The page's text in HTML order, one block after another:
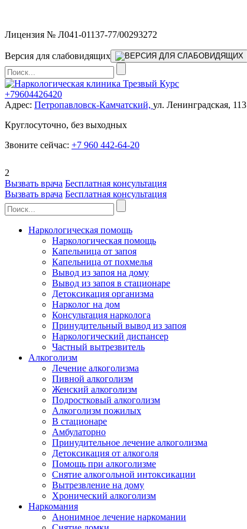
Лицензия № Л041-01137-77/00293272
Версия для слабовидящих
+79604426420
Адрес: Петропавловск-Камчатский, ул. Ленинградская, 113
Круглосуточно, без выходных
Звоните сейчас: +7 960 442-64-20
2
Вызвать врача Бесплатная консультация
Вызвать врача Бесплатная консультация
Наркологическая помощь
Наркологическая помощь
Капельница от запоя
Капельница от похмелья
Вывод из запоя на дому
Вывод из запоя в стационаре
Детоксикация организма
Нарколог на дом
Консультация нарколога
Принудительный вывод из запоя
Наркологический диспансер
Частный вытрезвитель
Алкоголизм
Лечение алкоголизма
Пивной алкоголизм
Женский алкоголизм
Подростковый алкоголизм
Алкоголизм пожилых
В стационаре
Амбулаторно
Принудительное лечение алкоголизма
Детоксикация от алкоголя
Помощь при алкоголизме
Снятие алкогольной интоксикации
Вытрезвление на дому
Хронический алкоголизм
Наркомания
Анонимное лечение наркомании